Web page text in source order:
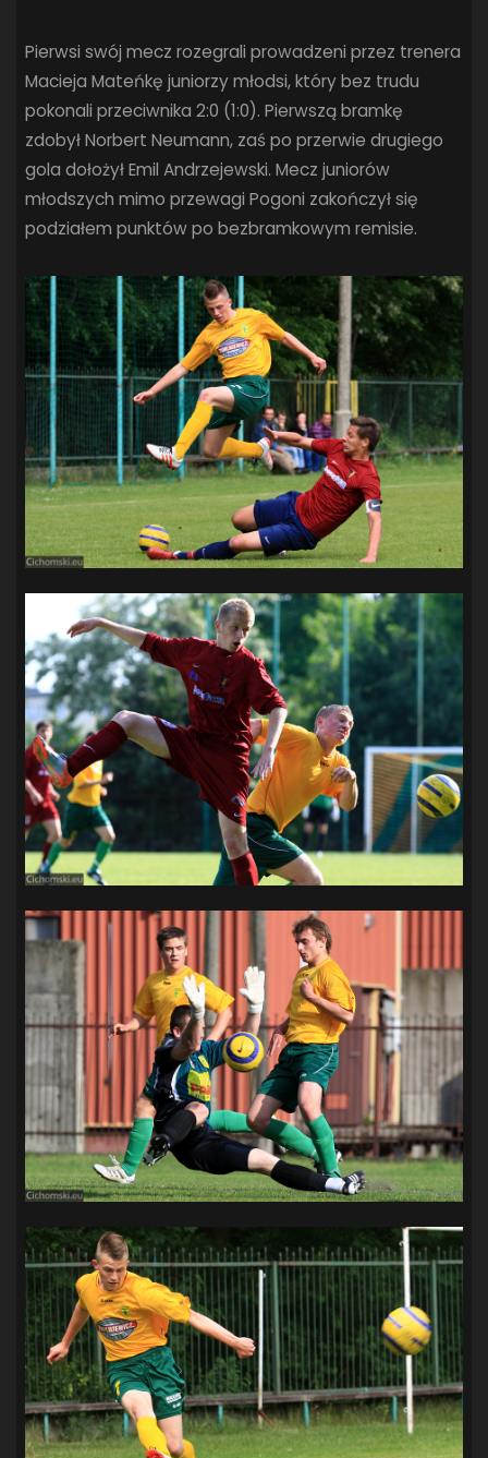
Pierwsi swój mecz rozegrali prowadzeni przez trenera
Macieja Mateńkę juniorzy młodsi, który bez trudu
pokonali przeciwnika 2:0 (1:0). Pierwszą bramkę
zdobył Norbert Neumann, zaś po przerwie drugiego
gola dołożył Emil Andrzejewski. Mecz juniorów
młodszych mimo przewagi Pogoni zakończył się
podziałem punktów po bezbramkowym remisie.
SPARING(110) SPR POGOŃ SZCZECIN(72)
SPÓJNIA STARGARD(35) STOCZNIA SZCZECIN(40)
SUPERLIGA KOBIET(58) SUPERLIGA MĘŻCZYZN(92)
TAURON LIGA KOBIET(106) TENIS(26) TREFL SOPOT(26)
WYGRANA(43) ZAGŁĘBIE LUBIN(36) ŚLĄSK WROCŁAW (29)
ŚWIT SKOLWIN (111)
STAT4U